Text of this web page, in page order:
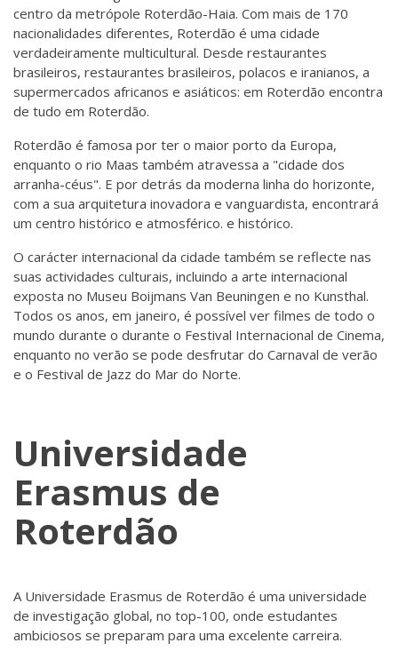
centro da metrópole Roterdão-Haia. Com mais de 170
nacionalidades diferentes, Roterdão é uma cidade
verdadeiramente multicultural. Desde restaurantes
brasileiros, restaurantes brasileiros, polacos e iranianos, a
supermercados africanos e asiáticos: em Roterdão encontra
de tudo em Roterdão.
Roterdão é famosa por ter o maior porto da Europa,
enquanto o rio Maas também atravessa a "cidade dos
arranha-céus". E por detrás da moderna linha do horizonte,
com a sua arquitetura inovadora e vanguardista, encontrará
um centro histórico e atmosférico. e histórico.
O carácter internacional da cidade também se reflecte nas
suas actividades culturais, incluindo a arte internacional
exposta no Museu Boijmans Van Beuningen e no Kunsthal.
Todos os anos, em janeiro, é possível ver filmes de todo o
mundo durante o durante o Festival Internacional de Cinema,
enquanto no verão se pode desfrutar do Carnaval de verão
e o Festival de Jazz do Mar do Norte.
Universidade
Erasmus de
Roterdão
A Universidade Erasmus de Roterdão é uma universidade
de investigação global, no top-100, onde estudantes
ambiciosos se preparam para uma excelente carreira.